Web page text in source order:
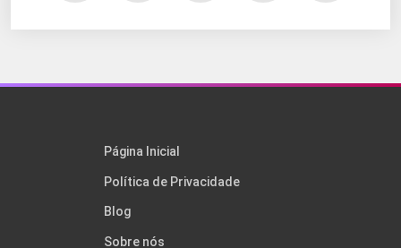
Página Inicial
Política de Privacidade
Blog
Sobre nós